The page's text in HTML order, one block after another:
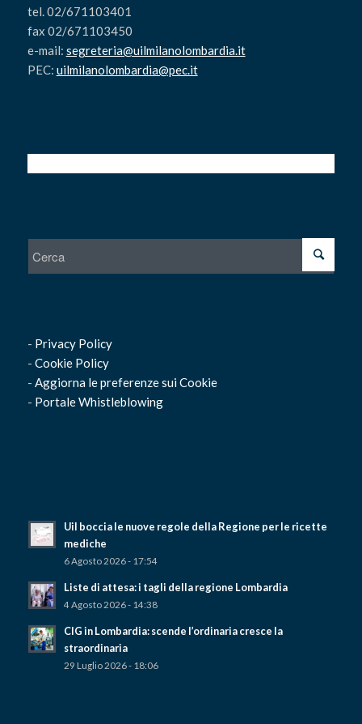
tel. 02/671103401
fax 02/671103450
e-mail: segreteria@uilmilanolombardia.it
PEC: uilmilanolombardia@pec.it
- Privacy Policy
- Cookie Policy
- Aggiorna le preferenze sui Cookie
- Portale Whistleblowing
Uil boccia le nuove regole della Regione per le ricette
mediche
6 Agosto 2026 - 17:54
Liste di attesa: i tagli della regione Lombardia
4 Agosto 2026 - 14:38
CIG in Lombardia: scende l’ordinaria cresce la
straordinaria
29 Luglio 2026 - 18:06